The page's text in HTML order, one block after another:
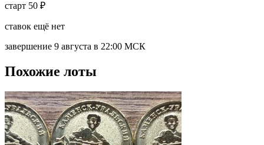
старт 50 ₽
ставок ещё нет
завершение 9 августа в 22:00 МСК
Похожие лоты